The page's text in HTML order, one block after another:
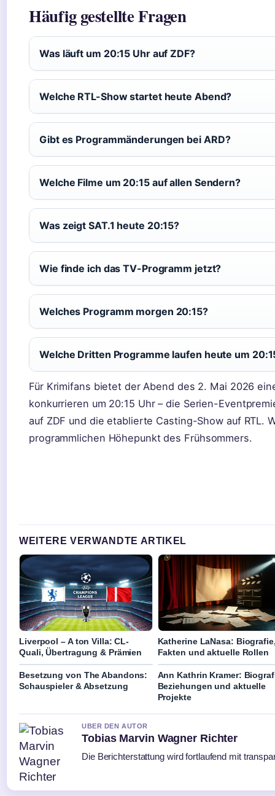
Häufig gestellte Fragen
Was läuft um 20:15 Uhr auf ZDF?
Welche RTL-Show startet heute Abend?
Gibt es Programmänderungen bei ARD?
Welche Filme um 20:15 auf allen Sendern?
Was zeigt SAT.1 heute 20:15?
Wie finde ich das TV-Programm jetzt?
Welches Programm morgen 20:15?
Welche Dritten Programme laufen heute um
Für Krimifans bietet der Abend des 2. Mai 2026
konkurrieren um 20:15 Uhr – die Serien-
auf ZDF und die etablierte Casting-Show auf RTL.
programmlichen Höhepunkt des Frühsommers.
WEITERE VERWANDTE ARTIKEL
Liverpool – A ton Villa: CL-
Quali, Übertragung & Prämien
Katherine LaNasa:
Fakten und aktuelle Rollen
Besetzung von The Abandons:
Schauspieler & Absetzung
Ann Kathrin Kramer:
Beziehungen und aktuelle
Projekte
UBER DEN AUTOR
Tobias Marvin Wagner Richter
Die Berichterstattung wird fortlaufend mit